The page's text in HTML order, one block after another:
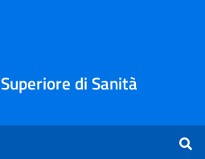
di Sanità